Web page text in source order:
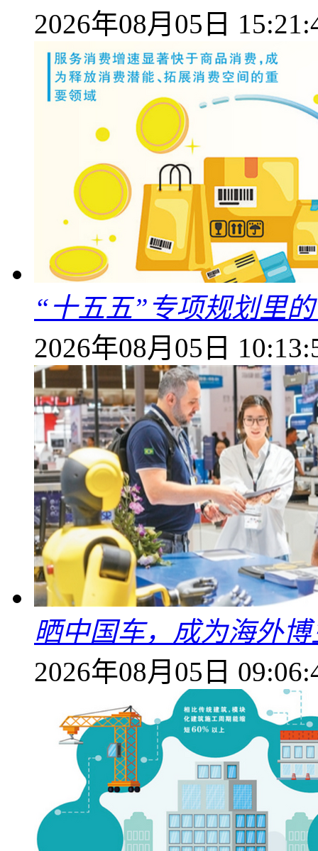
2026年08月05日
“十五五”专项规划里
2026年08月05日
晒中国车，成为海外
2026年08月05日